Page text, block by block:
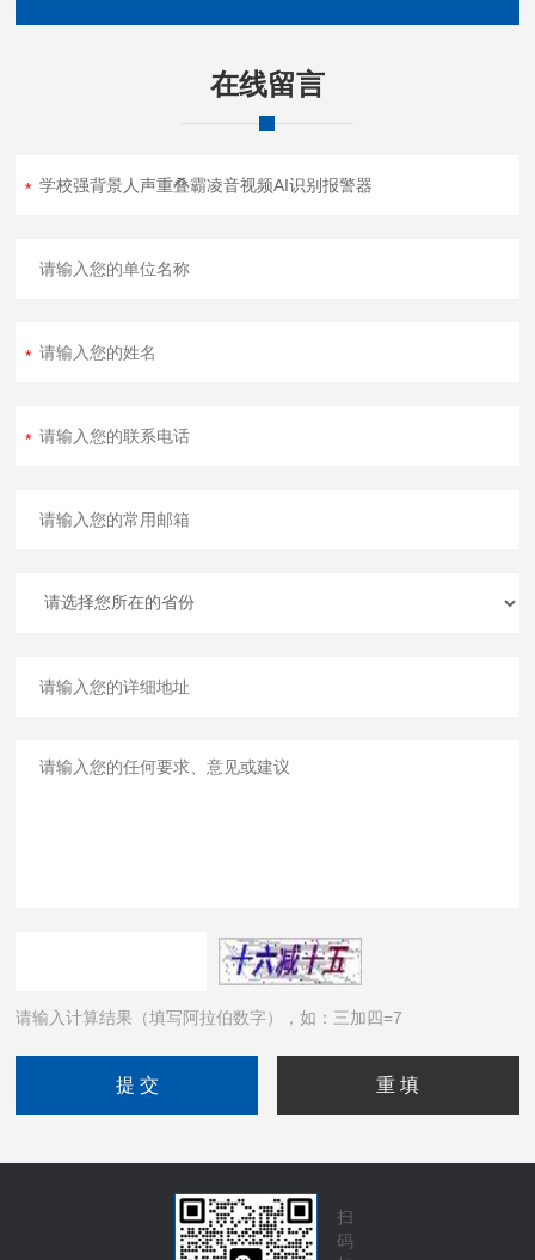
在线留言
请输入计算结果（填写阿拉伯数字），如：三加四=7
扫
码